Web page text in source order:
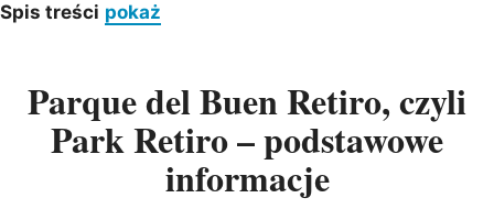
Spis treści pokaż
Parque del Buen Retiro, czyli
Park Retiro – podstawowe
informacje